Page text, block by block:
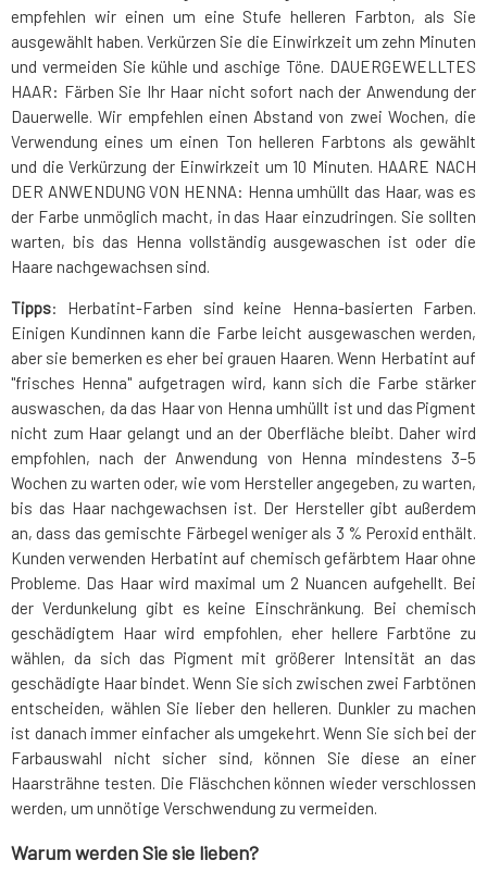
empfehlen wir einen um eine Stufe helleren Farbton, als Sie
ausgewählt haben. Verkürzen Sie die Einwirkzeit um zehn Minuten
und vermeiden Sie kühle und aschige Töne. DAUERGEWELLTES
HAAR: Färben Sie Ihr Haar nicht sofort nach der Anwendung der
Dauerwelle. Wir empfehlen einen Abstand von zwei Wochen, die
Verwendung eines um einen Ton helleren Farbtons als gewählt
und die Verkürzung der Einwirkzeit um 10 Minuten. HAARE NACH
DER ANWENDUNG VON HENNA: Henna umhüllt das Haar, was es
der Farbe unmöglich macht, in das Haar einzudringen. Sie sollten
warten, bis das Henna vollständig ausgewaschen ist oder die
Haare nachgewachsen sind.
Tipps: Herbatint-Farben sind keine Henna-basierten Farben.
Einigen Kundinnen kann die Farbe leicht ausgewaschen werden,
aber sie bemerken es eher bei grauen Haaren. Wenn Herbatint auf
"frisches Henna" aufgetragen wird, kann sich die Farbe stärker
auswaschen, da das Haar von Henna umhüllt ist und das Pigment
nicht zum Haar gelangt und an der Oberfläche bleibt. Daher wird
empfohlen, nach der Anwendung von Henna mindestens 3–5
Wochen zu warten oder, wie vom Hersteller angegeben, zu warten,
bis das Haar nachgewachsen ist. Der Hersteller gibt außerdem
an, dass das gemischte Färbegel weniger als 3 % Peroxid enthält.
Kunden verwenden Herbatint auf chemisch gefärbtem Haar ohne
Probleme. Das Haar wird maximal um 2 Nuancen aufgehellt. Bei
der Verdunkelung gibt es keine Einschränkung. Bei chemisch
geschädigtem Haar wird empfohlen, eher hellere Farbtöne zu
wählen, da sich das Pigment mit größerer Intensität an das
geschädigte Haar bindet. Wenn Sie sich zwischen zwei Farbtönen
entscheiden, wählen Sie lieber den helleren. Dunkler zu machen
ist danach immer einfacher als umgekehrt. Wenn Sie sich bei der
Farbauswahl nicht sicher sind, können Sie diese an einer
Haarsträhne testen. Die Fläschchen können wieder verschlossen
werden, um unnötige Verschwendung zu vermeiden.
Warum werden Sie sie lieben?